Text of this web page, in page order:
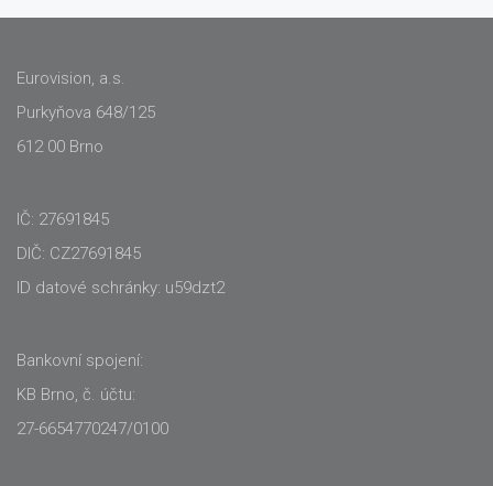
Eurovision, a.s.
Purkyňova 648/125
612 00 Brno
IČ: 27691845
DIČ: CZ27691845
ID datové schránky: u59dzt2
Bankovní spojení:
KB Brno, č. účtu:
27-6654770247/0100